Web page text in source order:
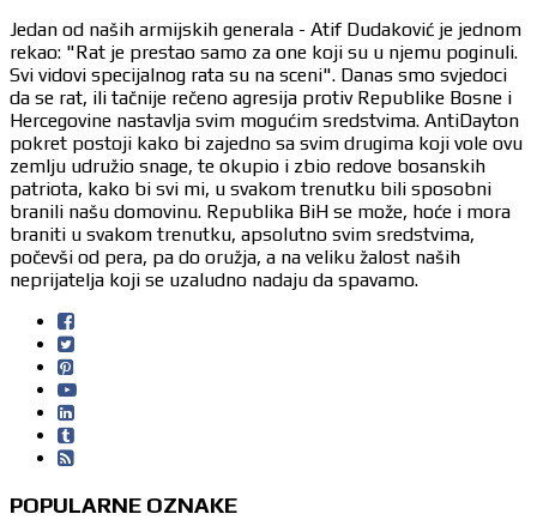
Jedan od naših armijskih generala - Atif Dudaković je jednom
rekao: "Rat je prestao samo za one koji su u njemu poginuli.
Svi vidovi specijalnog rata su na sceni". Danas smo svjedoci
da se rat, ili tačnije rečeno agresija protiv Republike Bosne i
Hercegovine nastavlja svim mogućim sredstvima. AntiDayton
pokret postoji kako bi zajedno sa svim drugima koji vole ovu
zemlju udružio snage, te okupio i zbio redove bosanskih
patriota, kako bi svi mi, u svakom trenutku bili sposobni
branili našu domovinu. Republika BiH se može, hoće i mora
braniti u svakom trenutku, apsolutno svim sredstvima,
počevši od pera, pa do oružja, a na veliku žalost naših
neprijatelja koji se uzaludno nadaju da spavamo.
POPULARNE OZNAKE